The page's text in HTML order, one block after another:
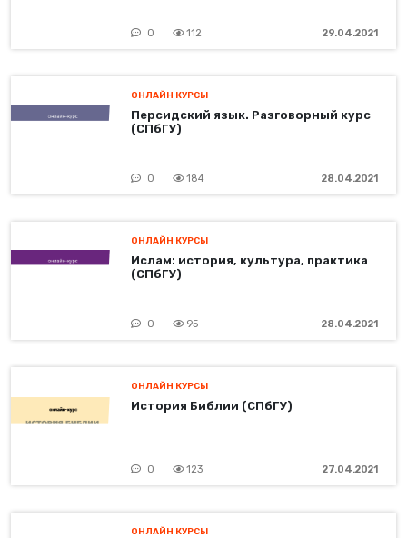
0 112 29.04.2021
ОНЛАЙН КУРСЫ
Персидский язык. Разговорный курс
(СПбГУ)
0 184 28.04.2021
ОНЛАЙН КУРСЫ
Ислам: история, культура, практика
(СПбГУ)
0 95 28.04.2021
ОНЛАЙН КУРСЫ
История Библии (СПбГУ)
0 123 27.04.2021
ОНЛАЙН КУРСЫ